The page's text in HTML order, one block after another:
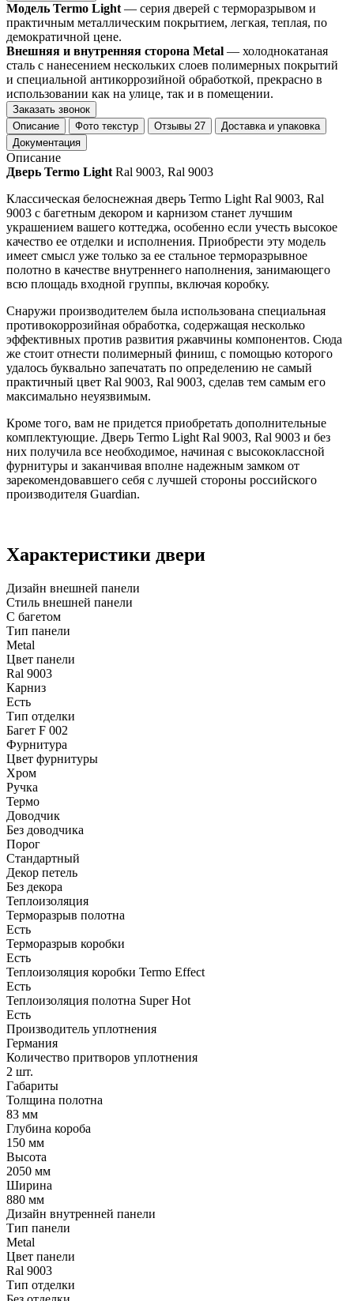
Модель Termo Light — серия дверей с терморазрывом и
практичным металлическим покрытием, легкая, теплая, по
демократичной цене.
Внешняя и внутренняя сторона Metal — холоднокатаная
сталь с нанесением нескольких слоев полимерных покрытий
и специальной антикоррозийной обработкой, прекрасно в
использовании как на улице, так и в помещении.
Заказать звонок
Описание
Фото текстур Отзывы 27
Доставка и упаковка
Документация
Описание
Дверь Termo Light Ral 9003, Ral 9003
Классическая белоснежная дверь Termo Light Ral 9003, Ral
9003 с багетным декором и карнизом станет лучшим
украшением вашего коттеджа, особенно если учесть высокое
качество ее отделки и исполнения. Приобрести эту модель
имеет смысл уже только за ее стальное терморазрывное
полотно в качестве внутреннего наполнения, занимающего
всю площадь входной группы, включая коробку.
Снаружи производителем была использована специальная
противокоррозийная обработка, содержащая несколько
эффективных против развития ржавчины компонентов. Сюда
же стоит отнести полимерный финиш, с помощью которого
удалось буквально запечатать по определению не самый
практичный цвет Ral 9003, Ral 9003, сделав тем самым его
максимально неуязвимым.
Кроме того, вам не придется приобретать дополнительные
комплектующие. Дверь Termo Light Ral 9003, Ral 9003 и без
них получила все необходимое, начиная с высококлассной
фурнитуры и заканчивая вполне надежным замком от
зарекомендовавшего себя с лучшей стороны российского
производителя Guardian.
Характеристики двери
Дизайн внешней панели
Стиль внешней панели
С багетом
Тип панели
Metal
Цвет панели
Ral 9003
Карниз
Есть
Тип отделки
Багет F 002
Фурнитура
Цвет фурнитуры
Хром
Ручка
Термо
Доводчик
Без доводчика
Порог
Стандартный
Декор петель
Без декора
Теплоизоляция
Терморазрыв полотна
Есть
Терморазрыв коробки
Есть
Теплоизоляция коробки Termo Effect
Есть
Теплоизоляция полотна Super Нot
Есть
Производитель уплотнения
Германия
Количество притворов уплотнения
2 шт.
Габариты
Толщина полотна
83 мм
Глубина короба
150 мм
Высота
2050 мм
Ширина
880 мм
Дизайн внутренней панели
Тип панели
Metal
Цвет панели
Ral 9003
Тип отделки